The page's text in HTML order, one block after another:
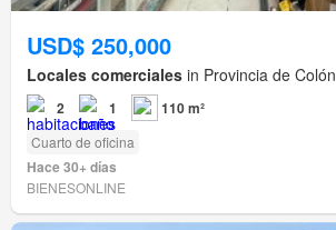
USD$ 250,000
Locales comerciales in Provincia de Colón
2 1 110 m²
Cuarto de oficina
Hace 30+ días
BIENESONLINE